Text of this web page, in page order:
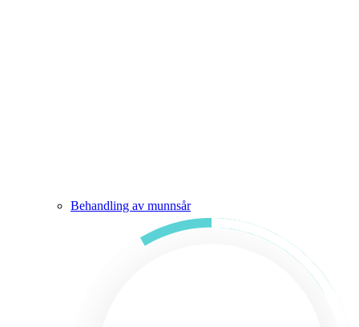
Behandling av munnsår